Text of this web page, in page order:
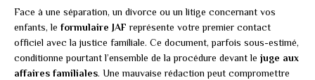
Face à une séparation, un divorce ou un litige concernant vos
enfants, le formulaire JAF représente votre premier contact
officiel avec la justice familiale. Ce document, parfois sous-estimé,
conditionne pourtant l’ensemble de la procédure devant le juge aux
affaires familiales. Une mauvaise rédaction peut compromettre